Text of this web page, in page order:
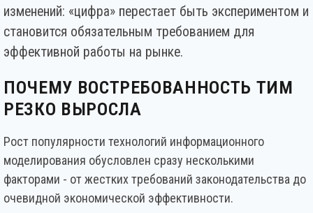
изменений: «цифра» перестает быть экспериментом и
становится обязательным требованием для
эффективной работы на рынке.
ПОЧЕМУ ВОСТРЕБОВАННОСТЬ ТИМ
РЕЗКО ВЫРОСЛА
Рост популярности технологий информационного
моделирования обусловлен сразу несколькими
факторами - от жестких требований законодательства до
очевидной экономической эффективности.